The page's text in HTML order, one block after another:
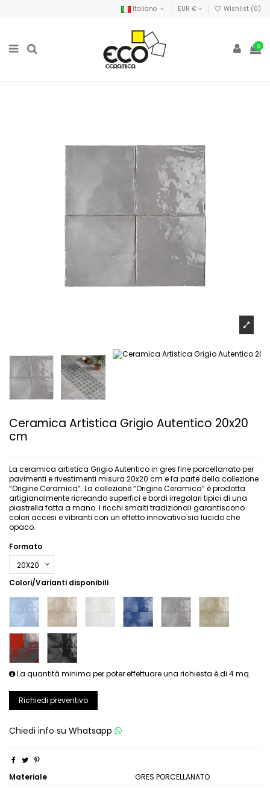
Italiano EUR € Wishlist (0)
0
Ceramica Artistica Grigio Autentico 20x20
cm
La ceramica artistica Grigio Autentico in gres fine porcellanato per
pavimenti e rivestimenti misura 20x20 cm e fa parte della collezione
“Origine Ceramica”. La collezione “Origine Ceramica” è prodotta
artigianalmente ricreando superfici e bordi irregolari tipici di una
piastrella fatta a mano. I ricchi smalti tradizionali garantiscono
colori accesi e vibranti con un effetto innovativo sia lucido che
opaco.
Formato
Colori/Varianti disponibili
La quantità minima per poter effettuare una richiesta è di 4 mq.
Richiedi preventivo
Chiedi info su Whatsapp
Materiale
GRES PORCELLANATO